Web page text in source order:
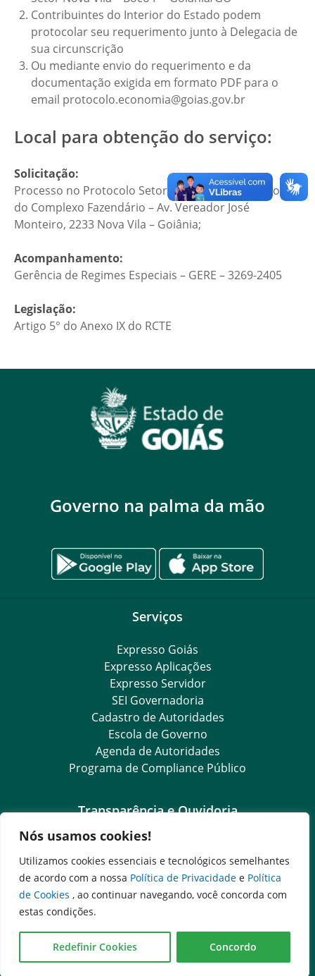
Nós usamos cookies!
Utilizamos cookies essenciais e tecnológicos semelhantes
de acordo com a nossa Política de Privacidade e Política
de Cookies , ao continuar navegando, você concorda com
estas condições.
Redefinir Cookies Concordo
Contribuintes do Interior do Estado podem
protocolar seu requerimento junto à Delegacia de
sua circunscrição
Ou mediante envio do requerimento e da
documentação exigida em formato PDF para o
email protocolo.economia@goias.gov.br
Local para obtenção do serviço:
Solicitação:
Processo no Protocolo Setorial da ECONOMIA (Bloco F
do Complexo Fazendário – Av. Vereador José
Monteiro, 2233 Nova Vila – Goiânia;
Acompanhamento:
Gerência de Regimes Especiais – GERE – 3269-2405
Legislação:
Artigo 5° do Anexo IX do RCTE
Governo na palma da mão
Serviços
Expresso Goiás
Expresso Aplicações
Expresso Servidor
SEI Governadoria
Cadastro de Autoridades
Escola de Governo
Agenda de Autoridades
Programa de Compliance Público
Transparência e Ouvidoria
LGPD
Goiás Transparência
Dados Abertos Goiás
SIC – Serviço de Informação ao Cidadão
e-SIC – Serviço Eletrônico de Informação ao Cidadão
Ouvidoria Setorial (Expresso)
Ouvidoria Setorial (Presencial)